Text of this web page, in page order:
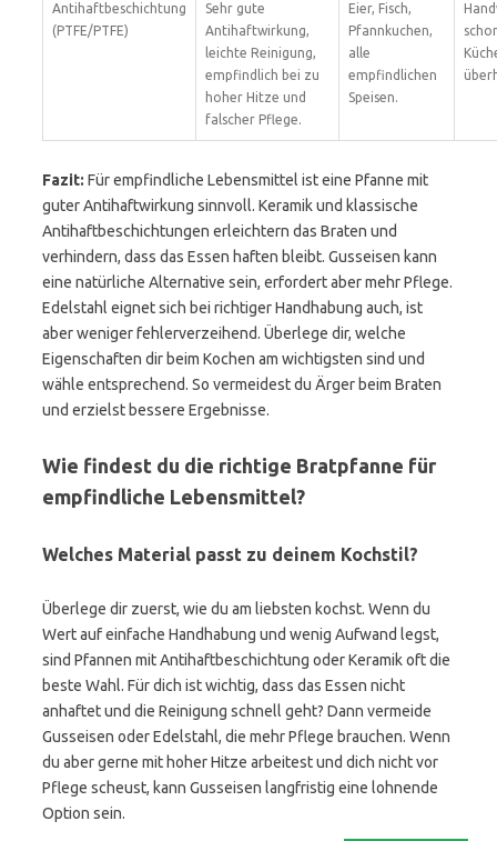
Antihaftbeschichtung
(PTFE/PTFE)
Sehr gute
Antihaftwirkung,
leichte Reinigung,
empfindlich bei zu
hoher Hitze und
falscher Pflege.
Eier, Fisch,
Pfannkuchen,
alle
empfindlichen
Speisen.
Fazit: Für empfindliche Lebensmittel ist eine Pfanne mit
guter Antihaftwirkung sinnvoll. Keramik und klassische
Antihaftbeschichtungen erleichtern das Braten und
verhindern, dass das Essen haften bleibt. Gusseisen kann
eine natürliche Alternative sein, erfordert aber mehr Pflege.
Edelstahl eignet sich bei richtiger Handhabung auch, ist
aber weniger fehlerverzeihend. Überlege dir, welche
Eigenschaften dir beim Kochen am wichtigsten sind und
wähle entsprechend. So vermeidest du Ärger beim Braten
und erzielst bessere Ergebnisse.
Wie findest du die richtige Bratpfanne für
empfindliche Lebensmittel?
Welches Material passt zu deinem Kochstil?
Überlege dir zuerst, wie du am liebsten kochst. Wenn du
Wert auf einfache Handhabung und wenig Aufwand legst,
sind Pfannen mit Antihaftbeschichtung oder Keramik oft die
beste Wahl. Für dich ist wichtig, dass das Essen nicht
anhaftet und die Reinigung schnell geht? Dann vermeide
Gusseisen oder Edelstahl, die mehr Pflege brauchen. Wenn
du aber gerne mit hoher Hitze arbeitest und dich nicht vor
Pflege scheust, kann Gusseisen langfristig eine lohnende
Option sein.